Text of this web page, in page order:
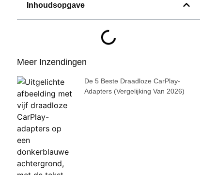
Inhoudsopgave
Meer Inzendingen
De 5 Beste Draadloze CarPlay-
Adapters (vergelijking Van 2026)